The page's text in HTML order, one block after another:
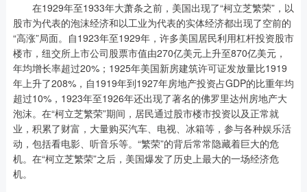
在1929年至1933年大萧条之前，美国出现了“柯立芝繁荣”，以
股市为代表的泡沫经济和以工业为代表的实体经济都出现了空前的
“高涨”局面。自1923年至1929年，许多美国居民利用杠杆投资股市
楼市，纽交所上市公司股票市值由270亿美元上升至870亿美元，
年均增长率超过20%；1925年美国新房建筑许可证发放量比1919
年上升了208%，自1919年到1927年房地产投资占GDP的比重年均
超过10%，1923年至1926年还出现了著名的佛罗里达州房地产大
泡沫。在“柯立芝繁荣”期间，居民通过股市楼市投资以及正常就
业，积累了财富，大量购买汽车、电视、冰箱等，参与各种娱乐活
动，包括看电影、听音乐等。“繁荣”的背后常常隐藏着巨大的危
机。在“柯立芝繁荣”之后，美国爆发了历史上最大的一场经济危
机。